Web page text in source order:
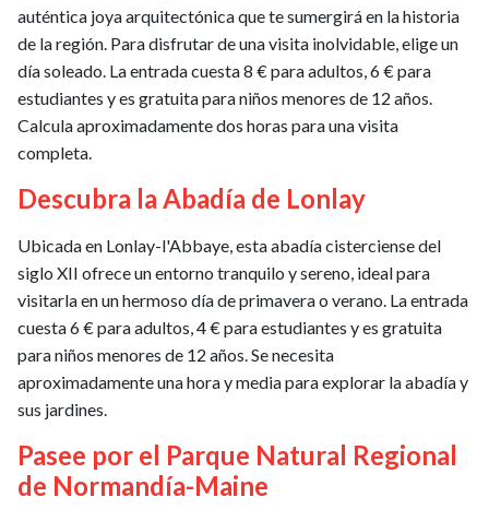
auténtica joya arquitectónica que te sumergirá en la historia
de la región. Para disfrutar de una visita inolvidable, elige un
día soleado. La entrada cuesta 8 € para adultos, 6 € para
estudiantes y es gratuita para niños menores de 12 años.
Calcula aproximadamente dos horas para una visita
completa.
Descubra la Abadía de Lonlay
Ubicada en Lonlay-l'Abbaye, esta abadía cisterciense del
siglo XII ofrece un entorno tranquilo y sereno, ideal para
visitarla en un hermoso día de primavera o verano. La entrada
cuesta 6 € para adultos, 4 € para estudiantes y es gratuita
para niños menores de 12 años. Se necesita
aproximadamente una hora y media para explorar la abadía y
sus jardines.
Pasee por el Parque Natural Regional
de Normandía-Maine